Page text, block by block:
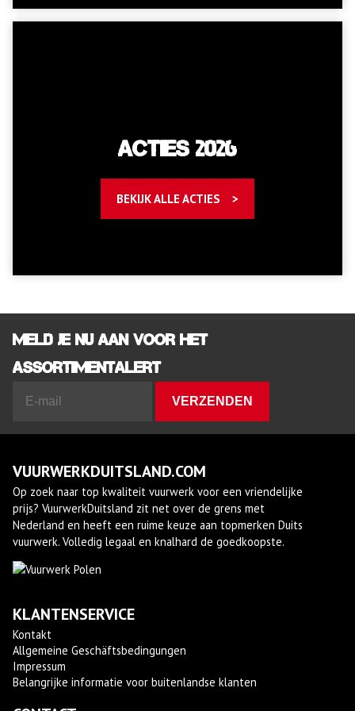
Acties 2026
BEKIJK ALLE ACTIES
Meld je nu aan voor het
assortimentalert
VUURWERKDUITSLAND.COM
Op zoek naar top kwaliteit vuurwerk voor een vriendelijke
prijs? VuurwerkDuitsland zit net over de grens met
Nederland en heeft een ruime keuze aan topmerken Duits
vuurwerk. Volledig legaal en knalhard de goedkoopste.
KLANTENSERVICE
Kontakt
Allgemeine Geschäftsbedingungen
Impressum
Belangrijke informatie voor buitenlandse klanten